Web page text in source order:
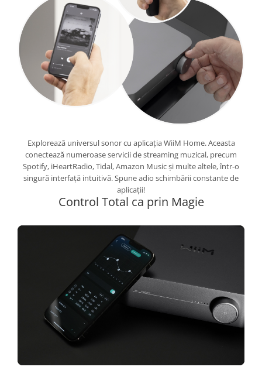
Explorează universul sonor cu aplicația WiiM Home. Aceasta
conectează numeroase servicii de streaming muzical, precum
Spotify, iHeartRadio, Tidal, Amazon Music și multe altele, într-o
singură interfață intuitivă. Spune adio schimbării constante de
aplicații!
Control Total ca prin Magie